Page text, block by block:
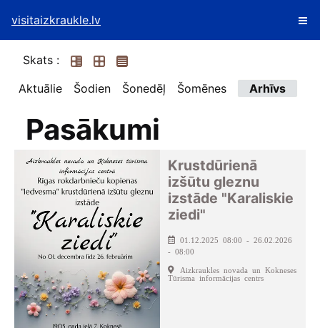
visitaizkraukle.lv
Skats :
Aktuālie
Šodien Šonedēļ Šomēnes Arhīvs
Pasākumi
Krustdūrienā
izšūtu gleznu
izstāde "Karaliskie
ziedi"
01.12.2025 08:00 - 26.02.2026
- 08:00
Aizkraukles novada un Kokneses
Tūrisma informācijas centrs